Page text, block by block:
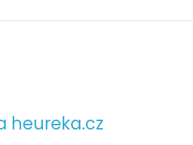
heureka.cz